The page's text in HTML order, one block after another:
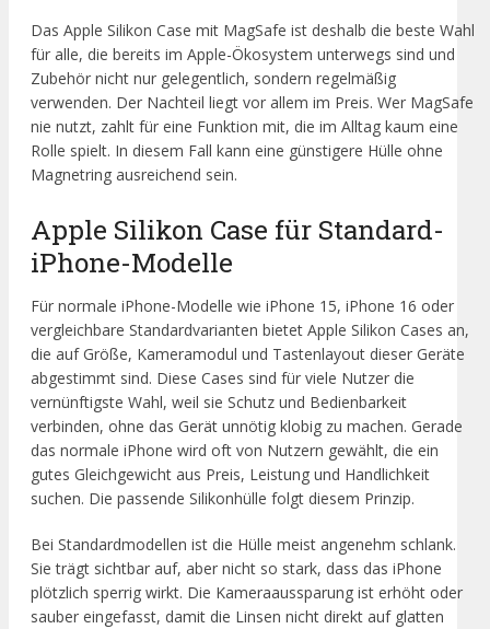
Das Apple Silikon Case mit MagSafe ist deshalb die beste Wahl
für alle, die bereits im Apple-Ökosystem unterwegs sind und
Zubehör nicht nur gelegentlich, sondern regelmäßig
verwenden. Der Nachteil liegt vor allem im Preis. Wer MagSafe
nie nutzt, zahlt für eine Funktion mit, die im Alltag kaum eine
Rolle spielt. In diesem Fall kann eine günstigere Hülle ohne
Magnetring ausreichend sein.
Apple Silikon Case für Standard-
iPhone-Modelle
Für normale iPhone-Modelle wie iPhone 15, iPhone 16 oder
vergleichbare Standardvarianten bietet Apple Silikon Cases an,
die auf Größe, Kameramodul und Tastenlayout dieser Geräte
abgestimmt sind. Diese Cases sind für viele Nutzer die
vernünftigste Wahl, weil sie Schutz und Bedienbarkeit
verbinden, ohne das Gerät unnötig klobig zu machen. Gerade
das normale iPhone wird oft von Nutzern gewählt, die ein
gutes Gleichgewicht aus Preis, Leistung und Handlichkeit
suchen. Die passende Silikonhülle folgt diesem Prinzip.
Bei Standardmodellen ist die Hülle meist angenehm schlank.
Sie trägt sichtbar auf, aber nicht so stark, dass das iPhone
plötzlich sperrig wirkt. Die Kameraaussparung ist erhöht oder
sauber eingefasst, damit die Linsen nicht direkt auf glatten